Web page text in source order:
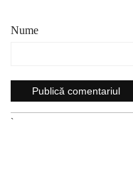
Nume
`